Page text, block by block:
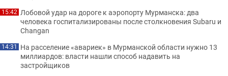
15:42 Лобовой удар на дороге к аэропорту Мурманска: два
человека госпитализированы после столкновения Subaru и
Changan
14:31 На расселение «авариек» в Мурманской области нужно 13
миллиардов: власти нашли способ надавить на
застройщиков